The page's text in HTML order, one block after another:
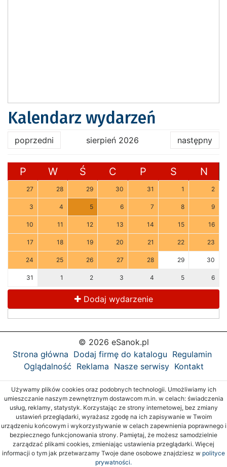
Kalendarz wydarzeń
poprzedni sierpień 2026 następny
P W Ś C P S N
27 28 29 30 31 1 2
3 4 5 6 7 8 9
10 11 12 13 14 15 16
17 18 19 20 21 22 23
24 25 26 27 28 29 30
31 1 2 3 4 5 6
Dodaj wydarzenie
© 2026 eSanok.pl
Strona główna Dodaj firmę do katalogu Regulamin
Oglądalność Reklama Nasze serwisy Kontakt
Używamy plików cookies oraz podobnych technologii. Umożliwiamy ich
umieszczanie naszym zewnętrznym dostawcom m.in. w celach: świadczenia
usług, reklamy, statystyk. Korzystając ze strony internetowej, bez zmiany
ustawień przeglądarki, wyrażasz zgodę na ich zapisywanie w Twoim
urządzeniu końcowym i wykorzystywanie w celach zapewnienia poprawnego i
bezpiecznego funkcjonowania strony. Pamiętaj, że możesz samodzielnie
zarządzać plikami cookies, zmieniając ustawienia przeglądarki. Więcej
informacji o tym jak przetwarzamy Twoje dane osobowe znajdziesz w polityce
prywatności.